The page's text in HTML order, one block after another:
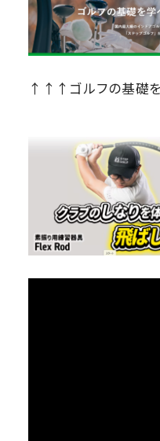
↑↑↑ゴルフの基礎を